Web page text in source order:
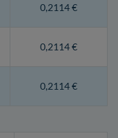
0,2114 €
0,2114 €
0,2114 €